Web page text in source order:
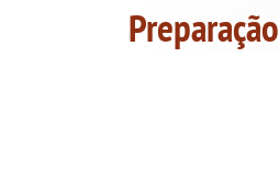
Preparação